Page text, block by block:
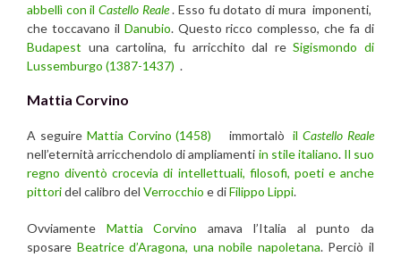
abbellì con il Castello Reale. Esso fu dotato di mura imponenti,
che toccavano il Danubio. Questo ricco complesso, che fa di
Budapest una cartolina, fu arricchito dal reSigismondo di
Lussemburgo (1387-1437) .
Mattia Corvino
A seguire Mattia Corvino (1458) immortalò ilCastello Reale
nell’eternità arricchendolo di ampliamenti in stile italiano. Il suo
regno diventò crocevia di intellettuali, filosofi, poeti e anche
pittoridel calibro del Verrocchio e diFilippo Lippi.
Ovviamente Mattia Corvinoamava l’Italia al punto da
sposare Beatrice d’Aragona, una nobile napoletana. Perciò il